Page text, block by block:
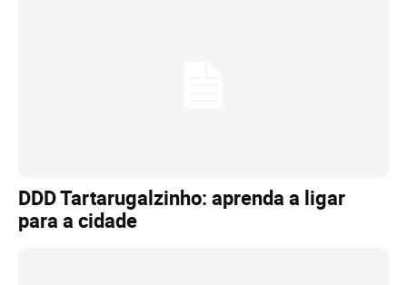
DDD Tartarugalzinho: aprenda a ligar
para a cidade